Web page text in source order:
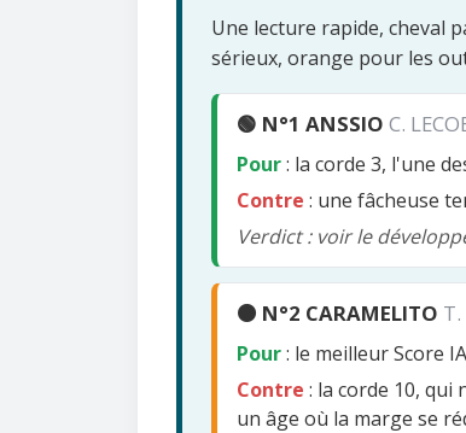
Une lecture rapide, cheval
sérieux, orange pour les
🟢 N°1 ANSSIO C.
Pour: la corde 3, l'une
Contre : une fâcheuse
Verdict : voir le
🟠 N°2 CARAMELITO
Pour: le meilleur Score
Contre : la corde 10,
un âge où la marge se